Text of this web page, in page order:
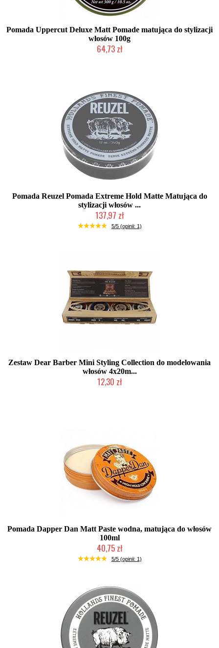
Pomada Uppercut Deluxe Matt Pomade matująca do stylizacji
włosów 100g
64,73 zł
Pomada Reuzel Pomada Extreme Hold Matte Matująca do
stylizacji włosów ...
137,97 zł
Produkt wycofany
5/5 (opinii: 1)
Zestaw Dear Barber Mini Styling Collection do modelowania
włosów 4x20m...
12,30 zł
Pomada Dapper Dan Matt Paste wodna, matująca do włosów
100ml
40,75 zł
Produkt wycofany
5/5 (opinii: 1)